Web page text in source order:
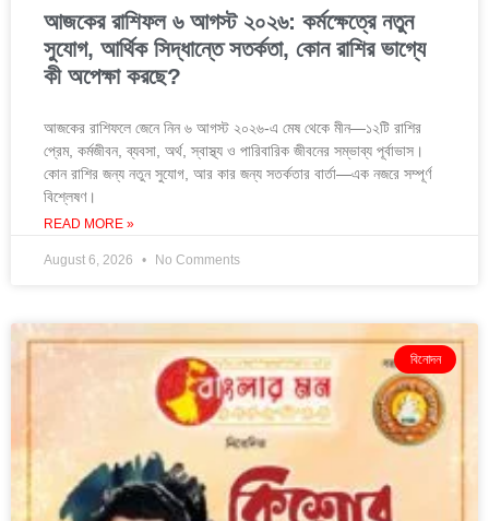
আজকের রাশিফল ৬ আগস্ট ২০২৬: কর্মক্ষেত্রে নতুন
সুযোগ, আর্থিক সিদ্ধান্তে সতর্কতা, কোন রাশির ভাগ্যে
কী অপেক্ষা করছে?
আজকের রাশিফলে জেনে নিন ৬ আগস্ট ২০২৬-এ মেষ থেকে মীন—১২টি রাশির
প্রেম, কর্মজীবন, ব্যবসা, অর্থ, স্বাস্থ্য ও পারিবারিক জীবনের সম্ভাব্য পূর্বাভাস।
কোন রাশির জন্য নতুন সুযোগ, আর কার জন্য সতর্কতার বার্তা—এক নজরে সম্পূর্ণ
বিশ্লেষণ।
READ MORE »
August 6, 2026 No Comments
বিনোদন